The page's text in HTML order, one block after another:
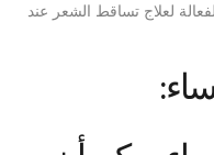
لعلاج تساقط الشعر عند